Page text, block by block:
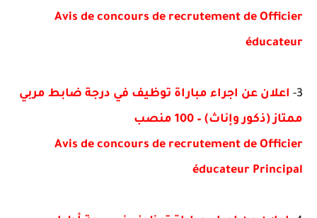
Avis de concours de recrutement de Officier
éducateur
3-
اعلان عن اجراء مباراة توظيف في درجة ضابط مربي
ممتاز (ذكور وإناث) – 100 منصب
Avis de concours de recrutement de Officier
éducateur Principal